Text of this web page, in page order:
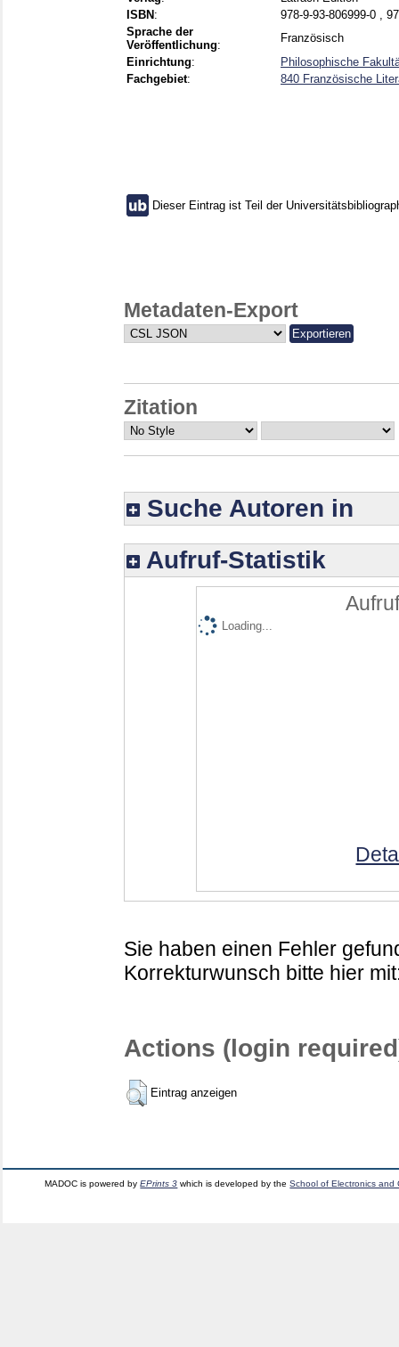
ISBN :
978-9-93-806999-0 ,
Sprache der
Veröffentlichung:
Französisch
Einrichtung:
Philosophische
Fachgebiet: 840 Französische
Dieser Eintrag ist Teil der
Metadaten-Export
Zitation
Suche Autoren in
Aufruf-Statistik
Loading...
Sie haben einen Fehler
Korrekturwunsch bitte hier
Actions (login
Eintrag anzeigen
MADOC is powered byEPrints 3 which is developed by theSchool of Electronics and